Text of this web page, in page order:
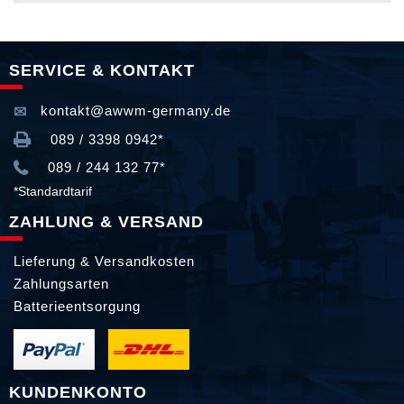
SERVICE & KONTAKT
kontakt@awwm-germany.de
089 / 3398 0942*
089 / 244 132 77*
*Standardtarif
ZAHLUNG & VERSAND
Lieferung & Versandkosten
Zahlungsarten
Batterieentsorgung
KUNDENKONTO